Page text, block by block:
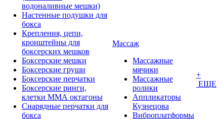
водоналивные мешки)
Настенные подушки для
бокса
Крепления, цепи,
кронштейны для
боксерских мешков
Боксерские мешки
Боксерские груши
Боксерские перчатки
Боксерские ринги,
клетки ММА октагоны
Снарядные перчатки для
бокса
Массаж
Массажные
мячики
Массажные
ролики
Аппликаторы
Кузнецова
Виброплатформы
+
ЕЩЕ